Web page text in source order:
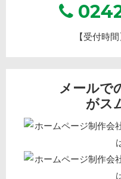
【受付時
メールで
がス